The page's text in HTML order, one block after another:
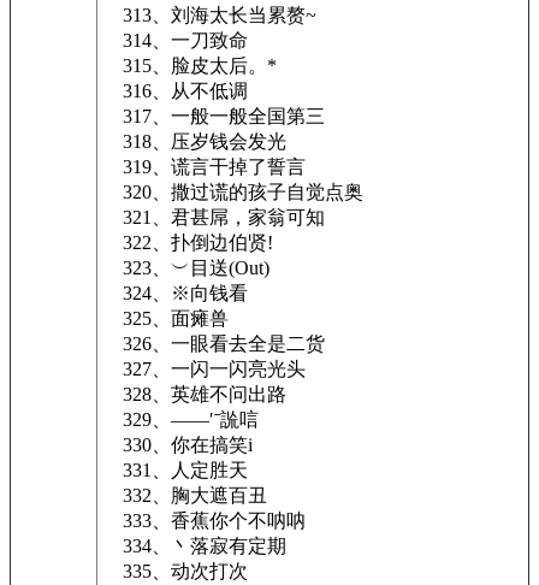
313、刘海太长当累赘~
314、一刀致命
315、脸皮太后。*
316、从不低调
317、一般一般全国第三
318、压岁钱会发光
319、谎言干掉了誓言
320、撒过谎的孩子自觉点奥
321、君甚屌，家翁可知
322、扑倒边伯贤!
323、︶目送(Out)
324、※向钱看
325、面瘫兽
326、一眼看去全是二货
327、一闪一闪亮光头
328、英雄不问出路
329、——′ˉ詤唁
330、你在搞笑i
331、人定胜天
332、胸大遮百丑
333、香蕉你个不呐呐
334、丶落寂有定期
335、动次打次